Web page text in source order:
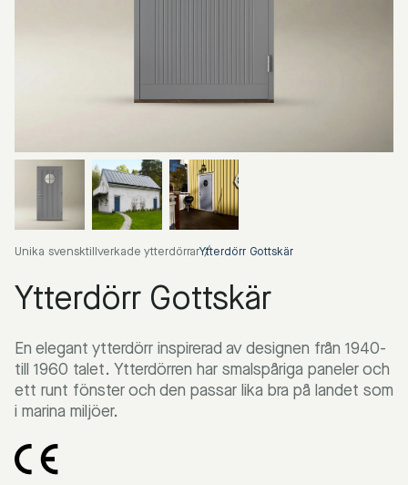
Unika svensktillverkade ytterdörrarYtterdörr Gottskär
Ytterdörr Gottskär
En elegant ytterdörr inspirerad av designen från 1940-
till 1960 talet. Ytterdörren har smalspåriga paneler och
ett runt fönster och den passar lika bra på landet som
i marina miljöer.